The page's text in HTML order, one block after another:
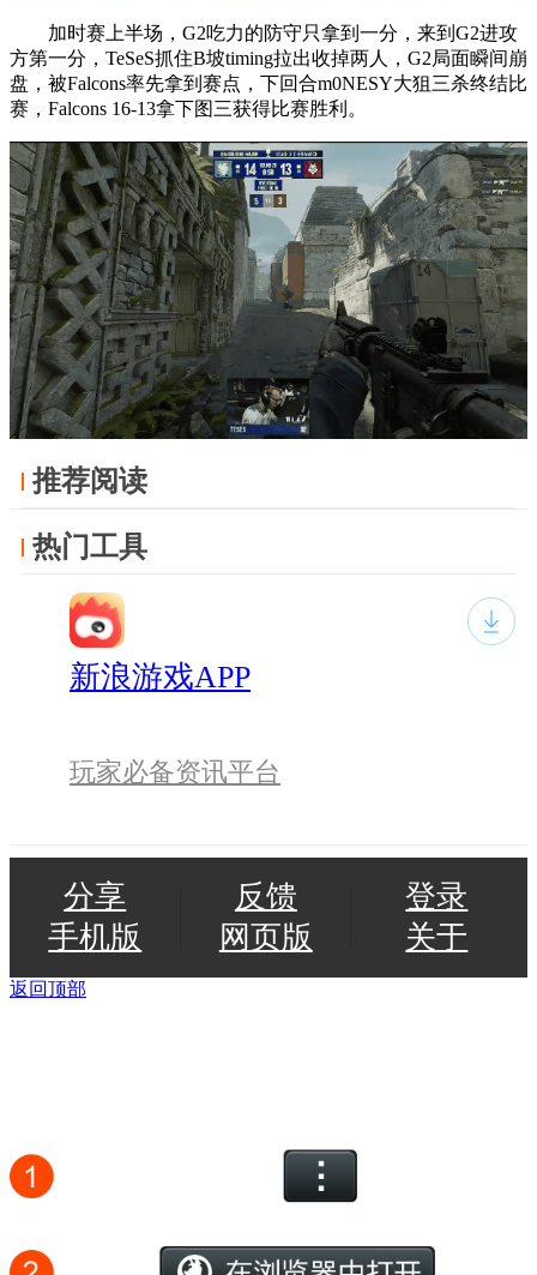
加时赛上半场，G2吃力的防守只拿到一分，来到G2进攻
方第一分，TeSeS抓住B坡timing拉出收掉两人，G2局面瞬间崩
盘，被Falcons率先拿到赛点，下回合m0NESY大狙三杀终结比
赛，Falcons 16-13拿下图三获得比赛胜利。
推荐阅读
热门工具
新浪游戏APP
玩家必备资讯平台
分享
手机版
反馈
网页版
登录
关于
返回顶部